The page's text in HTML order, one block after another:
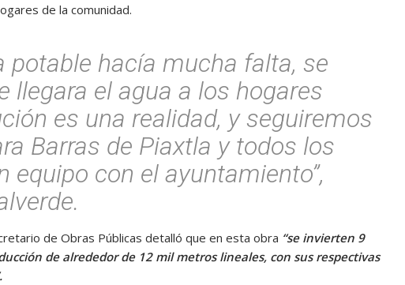
de la comunidad.
potable hacía mucha falta, se
llegara el agua a los hogares
es una realidad, y seguiremos
Barras de Piaxtla y todos los
equipo con el ayuntamiento”,
de Obras Públicas detalló que en esta obra “se invierten 9
de alrededor de 12 mil metros lineales, con sus respectivas